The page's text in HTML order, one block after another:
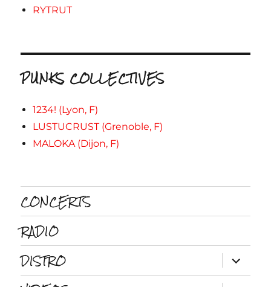
RYTRUT
PUNKS COLLECTIVES
1234! (Lyon, F)
LUSTUCRUST (Grenoble, F)
MALOKA (Dijon, F)
CONCERTS
RADIO
DISTRO
ouvrir
le
sous-